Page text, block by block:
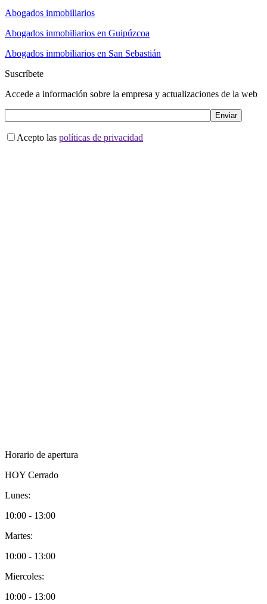
Abogados inmobiliarios
Abogados inmobiliarios en Guipúzcoa
Abogados inmobiliarios en San Sebastián
Suscríbete
Accede a información sobre la empresa y actualizaciones de la web
Acepto las políticas de privacidad
Horario de apertura
HOY Cerrado
Lunes:
10:00 - 13:00
Martes:
10:00 - 13:00
Miercoles:
10:00 - 13:00